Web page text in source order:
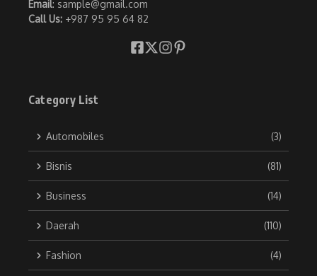
Email: sample@gmail.com
Call Us: +987 95 95 64 82
Category List
Automobiles (3)
Bisnis (81)
Business (14)
Daerah (110)
Fashion (4)